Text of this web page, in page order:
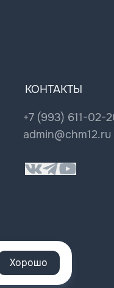
КОНТАКТЫ
+7 (993) 611-02-
admin@chm12.ru
Хорошо